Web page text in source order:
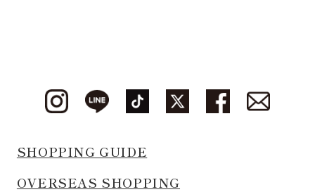
SHOPPING GUIDE
OVERSEAS SHOPPING